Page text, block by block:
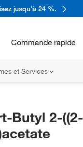
jusqu'à 24 %.
Commande rapide
et Services
Butyl 2-((2-